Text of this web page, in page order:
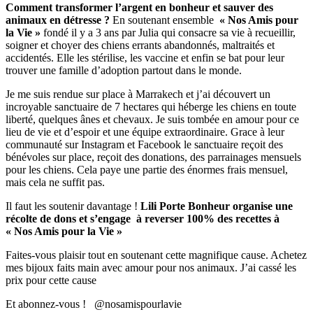
Comment transformer l’argent en bonheur et sauver des
animaux en détresse ? En soutenant ensemble « Nos Amis pour
la Vie » fondé il y a 3 ans par Julia qui consacre sa vie à recueillir,
soigner et choyer des chiens errants abandonnés, maltraités et
accidentés. Elle les stérilise, les vaccine et enfin se bat pour leur
trouver une famille d’adoption partout dans le monde.
Je me suis rendue sur place à Marrakech et j’ai découvert un
incroyable sanctuaire de 7 hectares qui héberge les chiens en toute
liberté, quelques ânes et chevaux. Je suis tombée en amour pour ce
lieu de vie et d’espoir et une équipe extraordinaire. Grace à leur
communauté sur Instagram et Facebook le sanctuaire reçoit des
bénévoles sur place, reçoit des donations, des parrainages mensuels
pour les chiens. Cela paye une partie des énormes frais mensuel,
mais cela ne suffit pas.
Il faut les soutenir davantage ! Lili Porte Bonheur organise une
récolte de dons et s’engage à reverser 100% des recettes à
« Nos Amis pour la Vie »
Faites-vous plaisir tout en soutenant cette magnifique cause. Achetez
mes bijoux faits main avec amour pour nos animaux. J’ai cassé les
prix pour cette cause
Et abonnez-vous ! @nosamispourlavie